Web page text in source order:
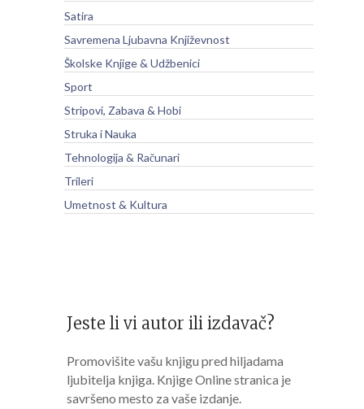
Satira
Savremena Ljubavna Književnost
Školske Knjige & Udžbenici
Sport
Stripovi, Zabava & Hobi
Struka i Nauka
Tehnologija & Računari
Trileri
Umetnost & Kultura
Jeste li vi autor ili izdavač?
Promovišite vašu knjigu pred hiljadama
ljubitelja knjiga. Knjige Online stranica je
savršeno mesto za vaše izdanje.